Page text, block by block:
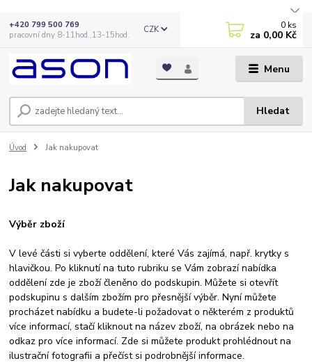
Menu
CZK
Hledat
+420 799 500 769
pracovní dny 8-11hod.,13-15hod.
0 ks
za 0,00 Kč
Úvod Jak nakupovat
Jak nakupovat
Výběr zboží
V levé části si vyberte oddělení, které Vás zajímá, např. krytky s
hlavičkou. Po kliknutí na tuto rubriku se Vám zobrazí nabídka
oddělení zde je zboží členěno do podskupin. Můžete si otevřít
podskupinu s dalším zbožím pro přesnější výběr. Nyní můžete
procházet nabídku a budete-li požadovat o některém z produktů
více informací, stačí kliknout na název zboží, na obrázek nebo na
odkaz pro více informací. Zde si můžete produkt prohlédnout na
ilustrační fotografii a přečíst si podrobnější informace.